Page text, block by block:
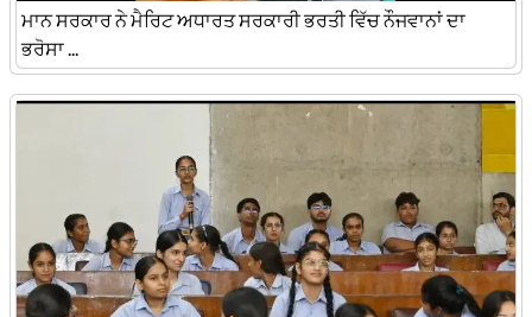
ਮਾਨ ਸਰਕਾਰ ਨੇ ਮੈਰਿਟ ਅਧਾਰਤ ਸਰਕਾਰੀ ਭਰਤੀ ਵਿੱਚ ਨੌਜਵਾਨਾਂ ਦਾ
ਭਰੋਸਾ ...